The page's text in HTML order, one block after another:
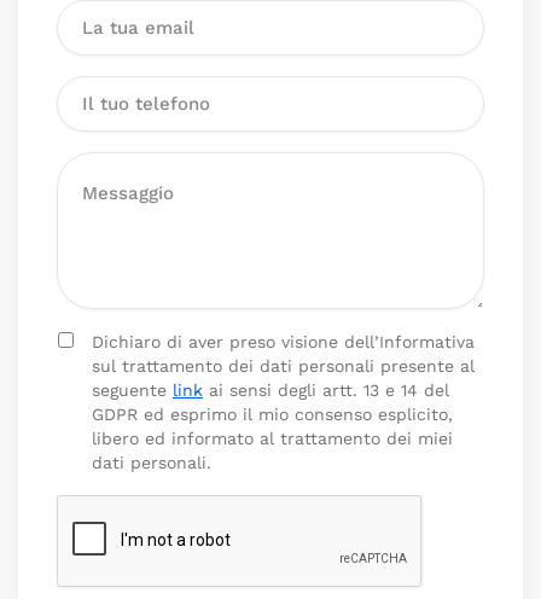
Dichiaro di aver preso visione dell’Informativa
sul trattamento dei dati personali presente al
seguente link ai sensi degli artt. 13 e 14 del
GDPR ed esprimo il mio consenso esplicito,
libero ed informato al trattamento dei miei
dati personali.